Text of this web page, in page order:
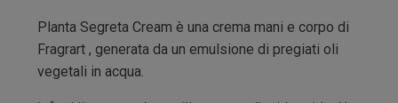
Planta Segreta Cream è una crema mani e corpo di
Fragrart , generata da un emulsione di pregiati oli
vegetali in acqua.